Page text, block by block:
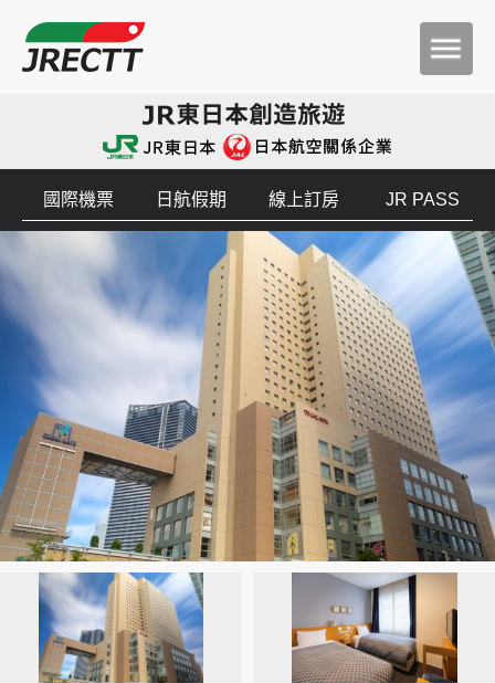
創造旅遊
國際機票 日航假期 線上訂房 JR PASS